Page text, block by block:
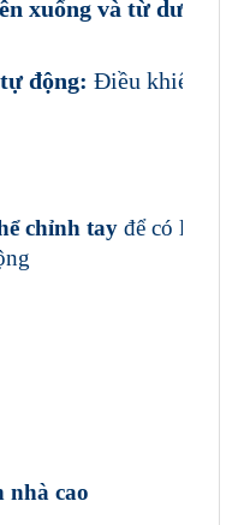
xuống và từ dưới
động: Điều khiển
chỉnh tay để có
nhà cao